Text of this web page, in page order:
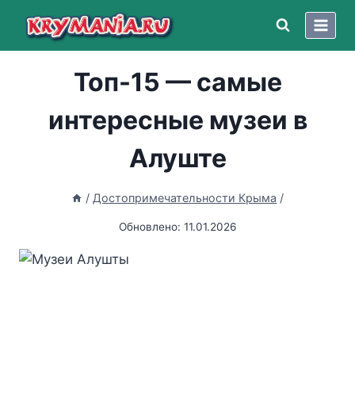
содержимому
Топ-15 — самые
интересные музеи в
Алуште
/ Достопримечательности Крыма /
Обновлено: 11.01.2026